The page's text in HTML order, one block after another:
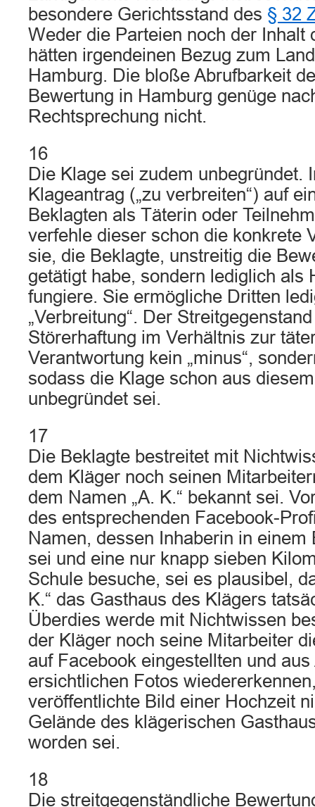
besondere Gerichtsstand des § 32
Weder die Parteien noch der Inhalt
hätten irgendeinen Bezug zum
Hamburg. Die bloße Abrufbarkeit
Bewertung in Hamburg genüge
Rechtsprechung nicht.
16
Die Klage sei zudem unbegründet.
Klageantrag („zu verbreiten“) auf
Beklagten als Täterin oder
verfehle dieser schon die konkrete
sie, die Beklagte, unstreitig die
getätigt habe, sondern lediglich als
fungiere. Sie ermögliche Dritten
„Verbreitung“. Der
Störerhaftung im Verhältnis zur
Verantwortung kein „minus“,
sodass die Klage schon aus
unbegründet sei.
17
Die Beklagte bestreitet mit
dem Kläger noch seinen
dem Namen „A. K.“ bekannt sei.
des entsprechenden Facebook-
Namen, dessen Inhaberin in einem
sei und eine nur knapp sieben
Schule besuche, sei es plausibel,
K.“ das Gasthaus des Klägers
Überdies werde mit Nichtwissen
der Kläger noch seine Mitarbeiter
auf Facebook eingestellten und aus
ersichtlichen Fotos
veröffentlichte Bild einer Hochzeit
Gelände des klägerischen
worden sei.
18
Die streitgegenständliche